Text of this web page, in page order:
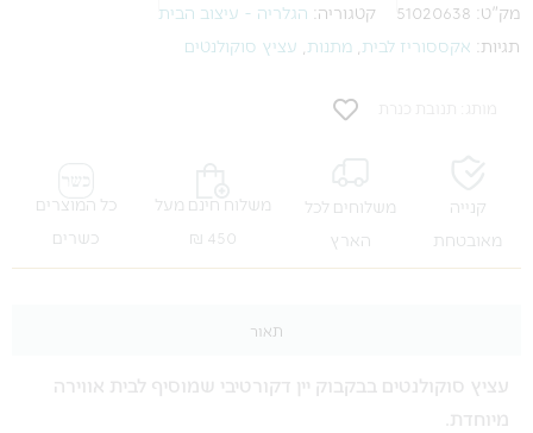
מק"ט: 51020638 קטגוריה: הגלריה - עיצוב הבית
תגיות: אקססוריז לבית מתנות עציץ סוקולנטים
מותג: תנובת כנרת
קנייה
מאובטחת
משלוחים לכל
הארץ
משלוח חינם מעל
450 ₪
כל המוצרים
כשרים
תאור
עציץ סוקולנטים בבקבוק יין דקורטיבי שמוסיף לבית אווירה
מיוחדת.